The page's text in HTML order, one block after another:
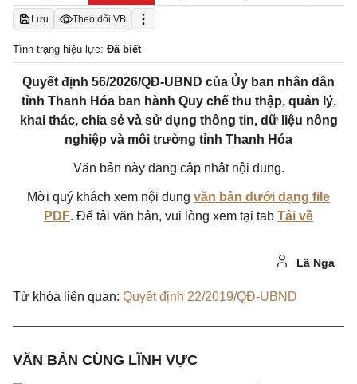
Lưu Theo dõi VB
Tình trạng hiệu lực: Đã biết
Quyết định 56/2026/QĐ-UBND của Ủy ban nhân dân
tỉnh Thanh Hóa ban hành Quy chế thu thập, quản lý,
khai thác, chia sẻ và sử dụng thông tin, dữ liệu nông
nghiệp và môi trường tỉnh Thanh Hóa
Văn bản này đang cập nhật nội dung.
Mời quý khách xem nội dung văn bản dưới dạng file
PDF. Để tải văn bản, vui lòng xem tại tab Tải về
Lã Nga
Từ khóa liên quan: Quyết định 22/2019/QĐ-UBND
VĂN BẢN CÙNG LĨNH VỰC